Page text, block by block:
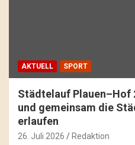
AKTUELL SPORT
Städtelauf Plauen–Hof
und gemeinsam die
erlaufen
26. Juli 2026 Redaktion